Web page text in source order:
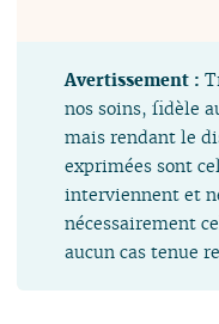
Avertissement :
nos soins, fidèle
mais rendant le
exprimées sont
interviennent et
nécessairement
aucun cas tenue